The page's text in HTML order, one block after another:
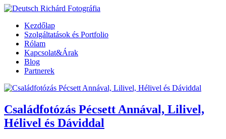
Kezdőlap
Szolgáltatások és Portfolio
Rólam
Kapcsolat&Árak
Blog
Partnerek
Családfotózás Pécsett Annával, Lilivel,
Hélivel és Dáviddal